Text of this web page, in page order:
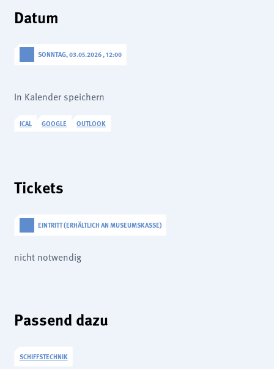
Datum
SONNTAG, 03.05.2026 , 12:00
In Kalender speichern
ICAL GOOGLE OUTLOOK
Tickets
EINTRITT (ERHÄLTLICH AN MUSEUMSKASSE)
nicht notwendig
Passend dazu
SCHIFFSTECHNIK